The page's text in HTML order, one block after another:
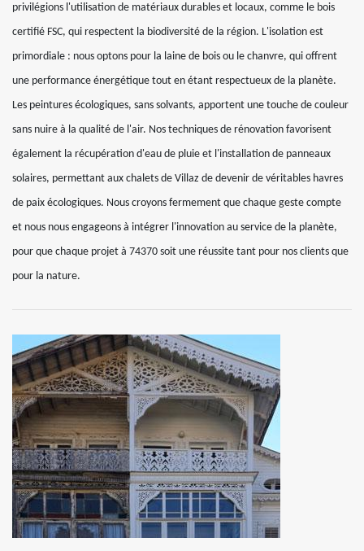
privilégions l'utilisation de matériaux durables et locaux, comme le bois
certifié FSC, qui respectent la biodiversité de la région. L'isolation est
primordiale : nous optons pour la laine de bois ou le chanvre, qui offrent
une performance énergétique tout en étant respectueux de la planète.
Les peintures écologiques, sans solvants, apportent une touche de couleur
sans nuire à la qualité de l'air. Nos techniques de rénovation favorisent
également la récupération d'eau de pluie et l'installation de panneaux
solaires, permettant aux chalets de Villaz de devenir de véritables havres
de paix écologiques. Nous croyons fermement que chaque geste compte
et nous nous engageons à intégrer l'innovation au service de la planète,
pour que chaque projet à 74370 soit une réussite tant pour nos clients que
pour la nature.